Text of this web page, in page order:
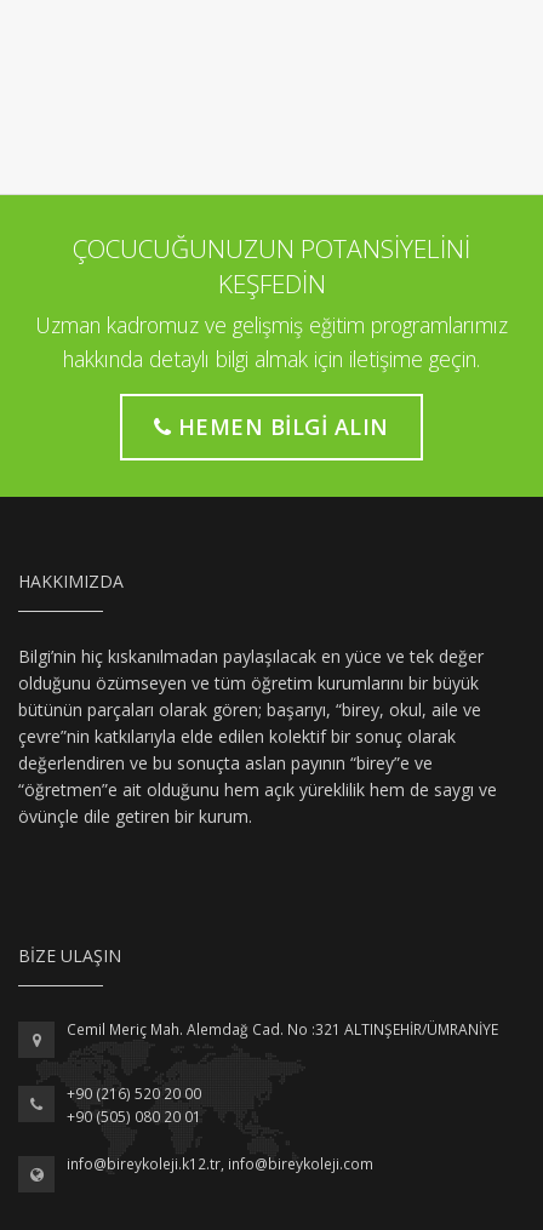
ÇOCUCUĞUNUZUN POTANSİYELİNİ
KEŞFEDİN
Uzman kadromuz ve gelişmiş eğitim programlarımız
hakkında detaylı bilgi almak için iletişime geçin.
HEMEN BILGI ALIN
HAKKIMIZDA
Bilgi’nin hiç kıskanılmadan paylaşılacak en yüce ve tek değer
olduğunu özümseyen ve tüm öğretim kurumlarını bir büyük
bütünün parçaları olarak gören; başarıyı, “birey, okul, aile ve
çevre”nin katkılarıyla elde edilen kolektif bir sonuç olarak
değerlendiren ve bu sonuçta aslan payının “birey”e ve
“öğretmen”e ait olduğunu hem açık yüreklilik hem de saygı ve
övünçle dile getiren bir kurum.
BIZE ULAŞIN
Cemil Meriç Mah. Alemdağ Cad. No :321 ALTINŞEHİR/ÜMRANİYE
+90 (216) 520 20 00
+90 (505) 080 20 01
info@bireykoleji.k12.tr, info@bireykoleji.com